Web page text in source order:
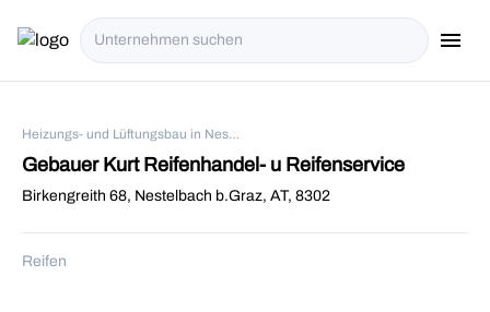
menu
Heizungs- und Lüftungsbau in Nestelbach b.Graz
Gebauer Kurt Reifenhandel- u Reifenservice
Birkengreith 68, Nestelbach b.Graz, AT, 8302
Reifen